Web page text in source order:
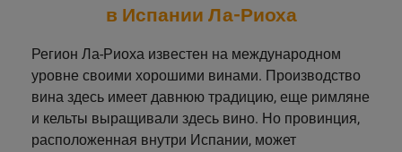
Астурия
Сеута
Коста-Бланка
Коста-Брава
в Испании Ла-Риоха
Регион Ла-Риоха известен на международном
уровне своими хорошими винами. Производство
вина здесь имеет давнюю традицию, еще римляне
и кельты выращивали здесь вино. Но провинция,
расположенная внутри Испании, может